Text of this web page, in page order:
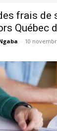
frais de
Québec
- 10